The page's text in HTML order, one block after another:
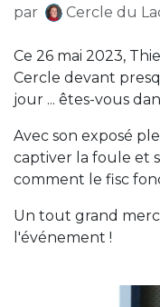
par
Cercle du
Ce 26 mai 2023,
Cercle devant
jour ... êtes-vous
Avec son exposé
captiver la foule et
comment le fisc
Un tout grand
l'événement !